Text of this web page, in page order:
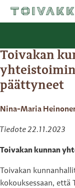
Toivakan
päättyneet
Nina-Maria
Tiedote 22.11.2023
Toivakan kunnan
Toivakan
kokouksessaan,